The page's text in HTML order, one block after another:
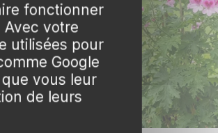
plantes retombantes comme le
de formes, de couleurs et de tailles
d’entretien, ils vous
fonctionner
Avec votre
utilisées pour
Google
vous leur
de leurs